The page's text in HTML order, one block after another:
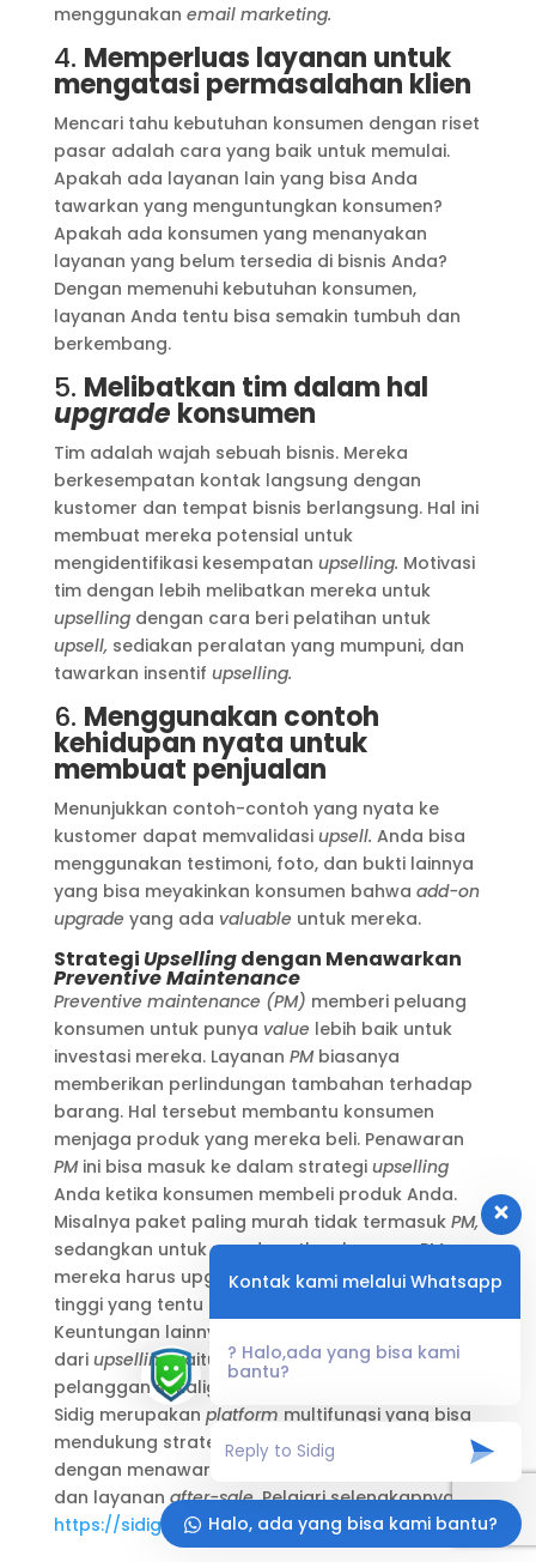
menggunakan email marketing.
4. Memperluas layanan untuk
mengatasi permasalahan klien
Mencari tahu kebutuhan konsumen dengan riset
pasar adalah cara yang baik untuk memulai.
Apakah ada layanan lain yang bisa Anda
tawarkan yang menguntungkan konsumen?
Apakah ada konsumen yang menanyakan
layanan yang belum tersedia di bisnis Anda?
Dengan memenuhi kebutuhan konsumen,
layanan Anda tentu bisa semakin tumbuh dan
berkembang.
5. Melibatkan tim dalam hal
upgrade konsumen
Tim adalah wajah sebuah bisnis. Mereka
berkesempatan kontak langsung dengan
kustomer dan tempat bisnis berlangsung. Hal ini
membuat mereka potensial untuk
mengidentifikasi kesempatan upselling. Motivasi
tim dengan lebih melibatkan mereka untuk
upsellingdengan cara beri pelatihan untuk
upsell, sediakan peralatan yang mumpuni, dan
tawarkan insentif upselling.
6. Menggunakan contoh
kehidupan nyata untuk
membuat penjualan
Menunjukkan contoh-contoh yang nyata ke
kustomer dapat memvalidasi upsell. Anda bisa
menggunakan testimoni, foto, dan bukti lainnya
yang bisa meyakinkan konsumen bahwa add-on
upgrade yang ada valuable untuk mereka.
StrategiUpsellingdengan Menawarkan
Preventive Maintenance
Preventive maintenance (PM) memberi peluang
konsumen untuk punya value lebih baik untuk
investasi mereka. Layanan PMbiasanya
memberikan perlindungan tambahan terhadap
barang. Hal tersebut membantu konsumen
menjaga produk yang mereka beli. Penawaran
PMini bisa masuk ke dalam strategi upselling
Anda ketika konsumen membeli produk Anda.
Misalnya paket paling murah tidak termasuk PM,
sedangkan untuk mendapatkan layananPM,
mereka harus upgrade ke level paket yang lebih
tinggi yang tentu lebih mahal harganya.
Keuntungan lainnya selain menaikkan
dari upsellingyaitu mendapatkan kepuasan
pelanggan sekaligus retensi kustomer. Aplikasi
Sidig merupakan platform multifungsi yang bisa
mendukung strategiupsellingbisnis Anda
dengan menawarkanpreventive maintenance
dan layanan after-sale.Pelajari selengkapnya di
https://sidig.id/
Kontak kami melalui Whatsapp
? Halo,ada yang bisa kami
bantu?
Halo, ada yang bisa kami bantu?